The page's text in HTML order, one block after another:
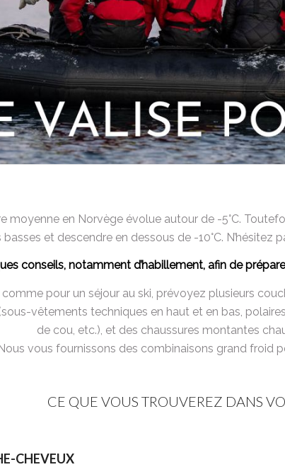
moyenne en Norvège évolue autour de -5°C.
et descendre en dessous de -10°C. N’hésitez
conseils, notamment d’habillement, afin de
pour un séjour au ski, prévoyez plusieurs
vêtements techniques en haut et en bas,
de cou, etc.), et des chaussures montantes
vous fournissons des combinaisons grand froid
CE QUE VOUS TROUVEREZ DANS
CHEVEUX